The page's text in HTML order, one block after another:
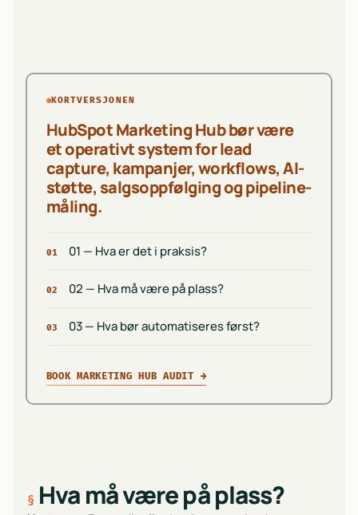
KORTVERSJONEN
HubSpot Marketing Hub bør være
et operativt system for lead
capture, kampanjer, workflows, AI-
støtte, salgsoppfølging og pipeline-
måling.
01 01 — Hva er det i praksis?
02 02 — Hva må være på plass?
03 03 — Hva bør automatiseres først?
BOOK MARKETING HUB AUDIT→
Hva må være på plass?